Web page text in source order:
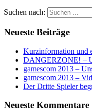
Suchen nach:
Neueste Beiträge
Kurzinformation und
DANGERZONE! –
gamescom 2013 –
gamescom 2013 –
Der Dritte Spieler
Neueste Kommentare